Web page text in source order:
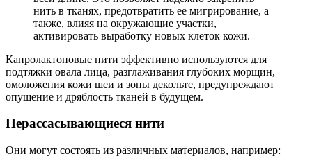
нить в тканях, предотвратить ее мигрирование, а
также, влияя на окружающие участки,
активировать выработку новых клеток кожи.
Капролактоновые нити эффективно используются для
подтяжки овала лица, разглаживания глубоких морщин,
омоложения кожи шеи и зоны декольте, предупреждают
опущение и дряблость тканей в будущем.
Нерассасывающиеся нити
Они могут состоять из различных материалов, например: